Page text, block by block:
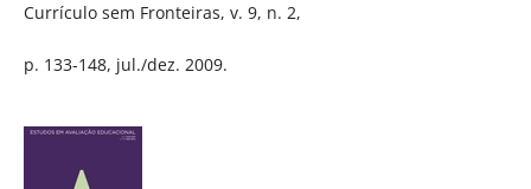
Currículo sem Fronteiras, v. 9, n. 2,
p. 133-148, jul./dez. 2009.